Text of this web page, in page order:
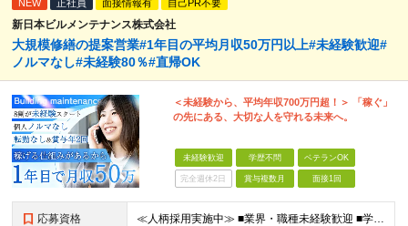
NEW 正社員 面接情報有 自己PR不要
新日本ビルメンテナンス株式会社
大規模修繕の提案営業#1年目の平均月収50万円以上#未経験歓迎#
ノルマなし#未経験80％#直帰OK
＜未経験から、平均年収700万円超！＞ 「稼ぐ」
の先にある、大切な人を守れる未来へ。
未経験歓迎 学歴不問 ベテランOK
完全週休2日 賞与複数月 面接1回
応募資格 ≪人柄採用実施中≫ ■業界・職種未経験歓迎 ■学歴不問 ■職歴や転職回数は一切不問 ■ブランクある方も相談可 ★育成前提の募集！ 今回の募集は事業拡大に伴う増員採用！ 欠員補充ではないため、 将来の